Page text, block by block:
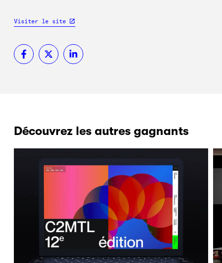
Visiter le site
Découvrez les autres gagnants